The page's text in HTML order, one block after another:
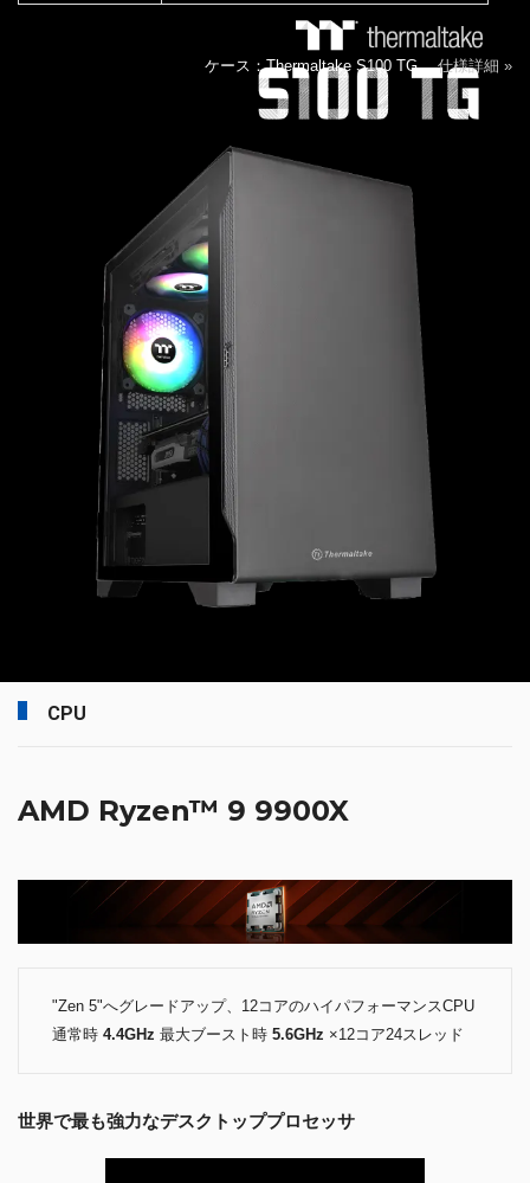
ケース：Thermaltake S100 TG仕様詳細 »
CPU
AMD Ryzen™ 9 9900X
"Zen 5"へグレードアップ、12コアのハイパフォーマンスCPU
通常時 4.4GHz 最大ブースト時 5.6GHz ×12コア24スレッド
世界で最も強力なデスクトッププロセッサ